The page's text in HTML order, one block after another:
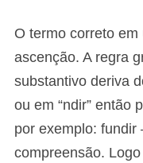
O termo correto
ascenção. A regra
substantivo deriva
ou em “ndir” então
por exemplo: fundir
compreensão.